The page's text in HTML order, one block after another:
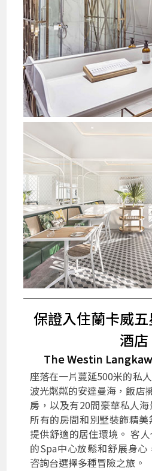
保證入住蘭卡威
酒店
The Westin
座落在一片蔓延500米的私
波光粼粼的安達曼海，飯店
房，以及有20間豪華私人
所有的房間和別墅裝飾精美
提供舒適的居住環境。 客
的Spa中心放鬆和舒展身
咨詢台選擇多種冒險之旅。